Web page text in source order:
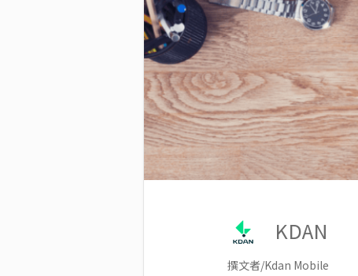
KDAN
撰文者/Kdan Mobile